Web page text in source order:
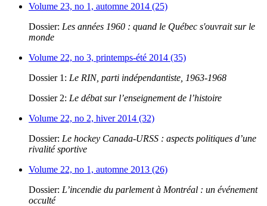
Volume 23, no 1, automne 2014 (25)
Dossier: Les années 1960 : quand le Québec s'ouvrait sur le
monde
Volume 22, no 3, printemps-été 2014 (35)
Dossier 1: Le RIN, parti indépendantiste, 1963-1968
Dossier 2: Le débat sur l’enseignement de l’histoire
Volume 22, no 2, hiver 2014 (32)
Dossier: Le hockey Canada-URSS : aspects politiques d’une
rivalité sportive
Volume 22, no 1, automne 2013 (26)
Dossier: L’incendie du parlement à Montréal : un événement
occulté